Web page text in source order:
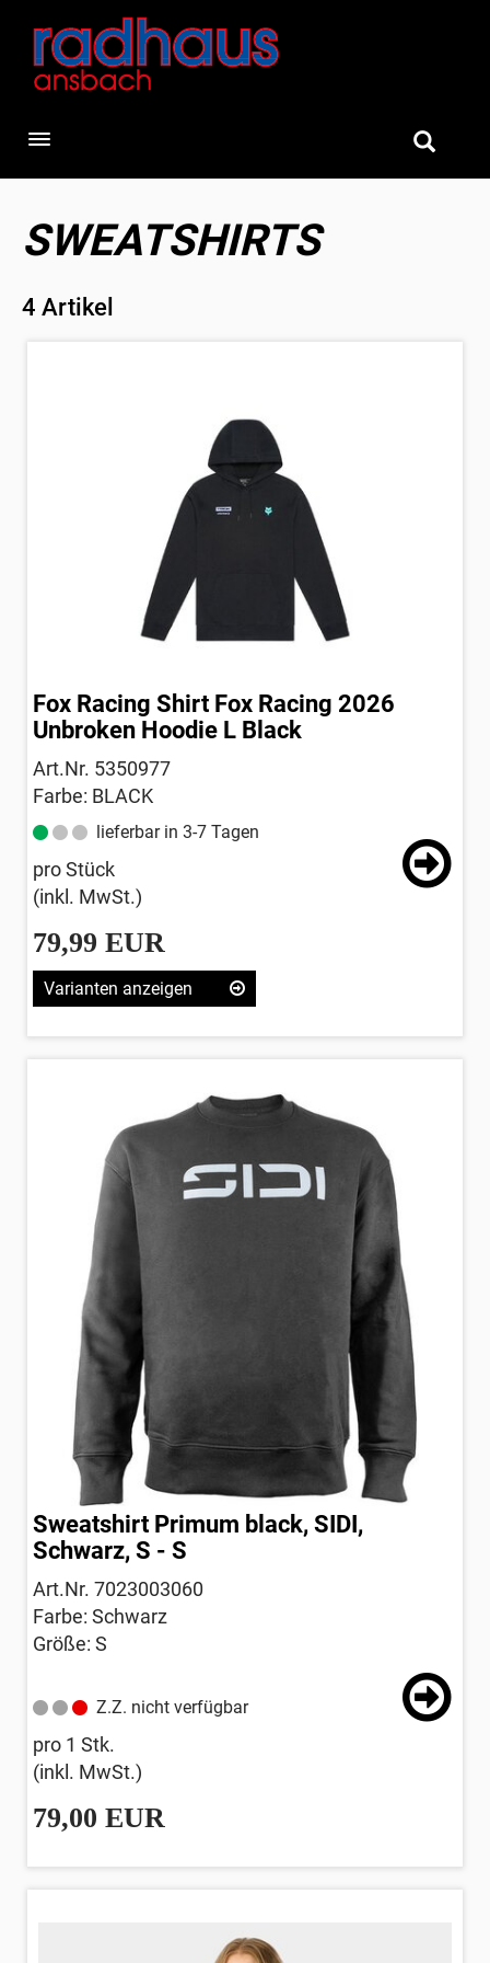
Toggle navigation
SWEATSHIRTS
4 Artikel
Fox Racing Shirt Fox Racing 2026
Unbroken Hoodie L Black
Art.Nr. 5350977
Farbe: BLACK
lieferbar in 3-7 Tagen
pro Stück
(inkl. MwSt.)
79,99 EUR
Varianten anzeigen
Sweatshirt Primum black, SIDI,
Schwarz, S - S
Art.Nr. 7023003060
Farbe: Schwarz
Größe: S
Z.Z. nicht verfügbar
pro 1 Stk.
(inkl. MwSt.)
79,00 EUR